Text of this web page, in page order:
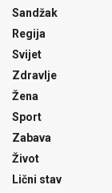
Sandžak
Regija
Svijet
Zdravlje
Žena
Sport
Zabava
Život
Lični stav